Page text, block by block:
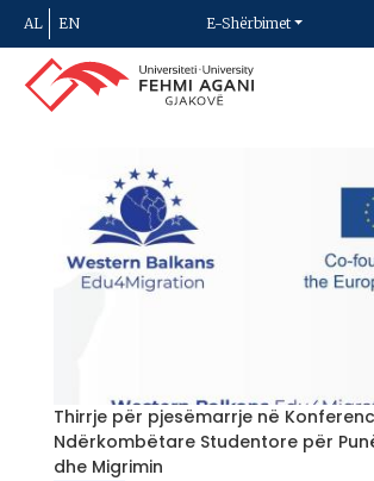
AL EN E-Shërbimet
Thirrje për pjesëmarrje në
Ndërkombëtare Studentore për
dhe Migrimin